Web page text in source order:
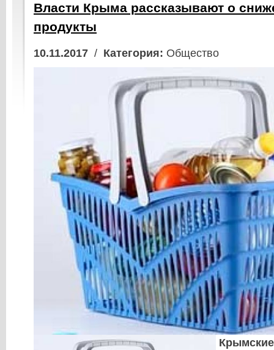
Власти Крыма рассказывают о
продукты
10.11.2017 / Категория: Общество